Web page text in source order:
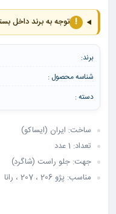
! توجه به برند داخل
برند:
شناسه محصول :
دسته :
ساخت: ایران (ایساکو)
تعداد: 1 عدد
جهت: جلو راست (شاگرد)
مناسب: پژو 206 ، 207 ، رانا